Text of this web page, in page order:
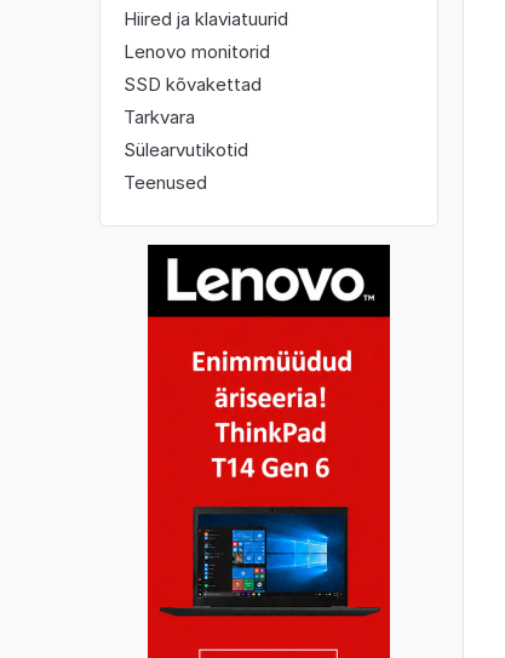
Hiired ja klaviatuurid
Lenovo monitorid
SSD kõvakettad
Tarkvara
Sülearvutikotid
Teenused